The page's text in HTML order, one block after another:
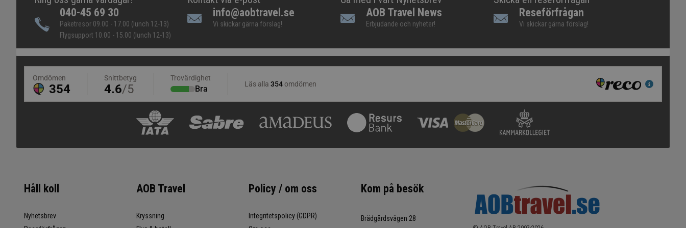
040-45 69 30
Paketresor 09.00 - 17.00 (lunch 12-13)
Flygsupport 10.00 - 15.00 (lunch 12-13)
info@aobtravel.se
Vi skickar gärna förslag!
AOB Travel News
Erbjudande och nyheter!
Reseförfrågan
Vi skickar gärna förslag!
Håll koll
Nyhetsbrev
AOB Travel
Kryssning
Policy / om oss
Integritetspolicy (GDPR)
Kom på besök
Brädgårdsvägen 28